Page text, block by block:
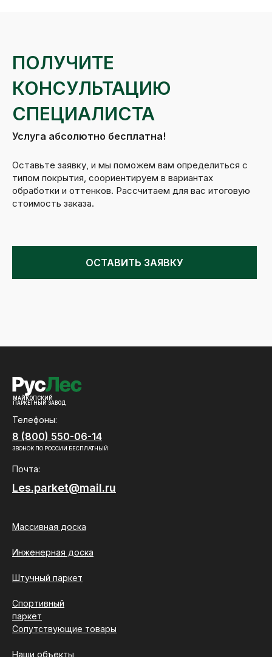
ПОЛУЧИТЕ
КОНСУЛЬТАЦИЮ
СПЕЦИАЛИСТА
Оставьте заявку, и мы поможем вам определиться с
типом покрытия, соориентируем в вариантах
обработки и оттенков. Рассчитаем для вас итоговую
стоимость заказа.
Услуга абсолютно бесплатна!
ОСТАВИТЬ ЗАЯВКУ
Сопутствующие товары
Наши объекты
МАЙКОПСКИЙ
ПАРКЕТНЫЙ ЗАВОД
Массивная доска
Инженерная доска
Штучный паркет
Спортивный
паркет
Почта:
Телефоны:
8 (800) 550-06-14
Les.parket@mail.ru
ЗВОНОК ПО РОССИИ БЕСПЛАТНЫЙ